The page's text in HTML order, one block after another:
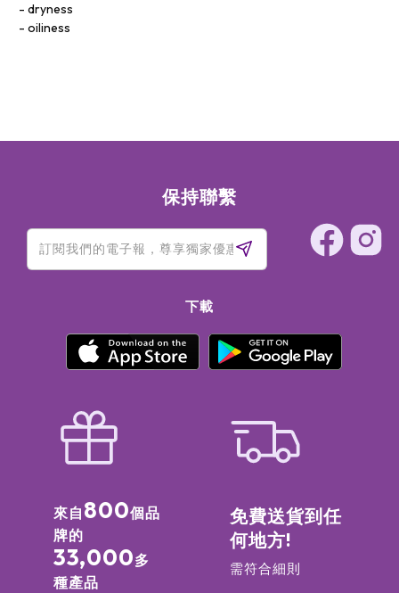
dryness
oiliness
保持聯繫
下載
來自 800個品
牌的
33,000多
種產品
免費送貨到任
何地方!
需符合細則